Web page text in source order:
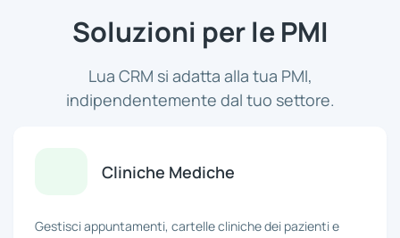
Soluzioni per le PMI
Lua CRM si adatta alla tua PMI,
indipendentemente dal tuo settore.
Cliniche Mediche
Gestisci appuntamenti, cartelle cliniche dei pazienti e